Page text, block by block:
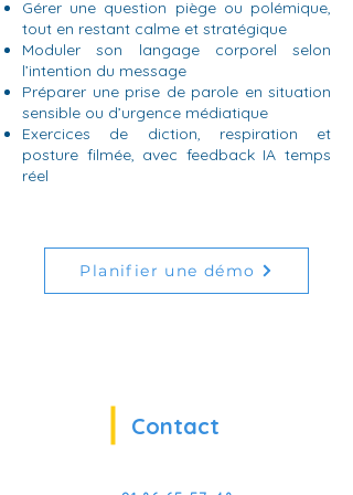
Gérer une question piège ou polémique,
tout en restant calme et stratégique
Moduler son langage corporel selon
l’intention du message
Préparer une prise de parole en situation
sensible ou d’urgence médiatique
Exercices de diction, respiration et
posture filmée, avec feedback IA temps
réel
Planifier une démo
Contact